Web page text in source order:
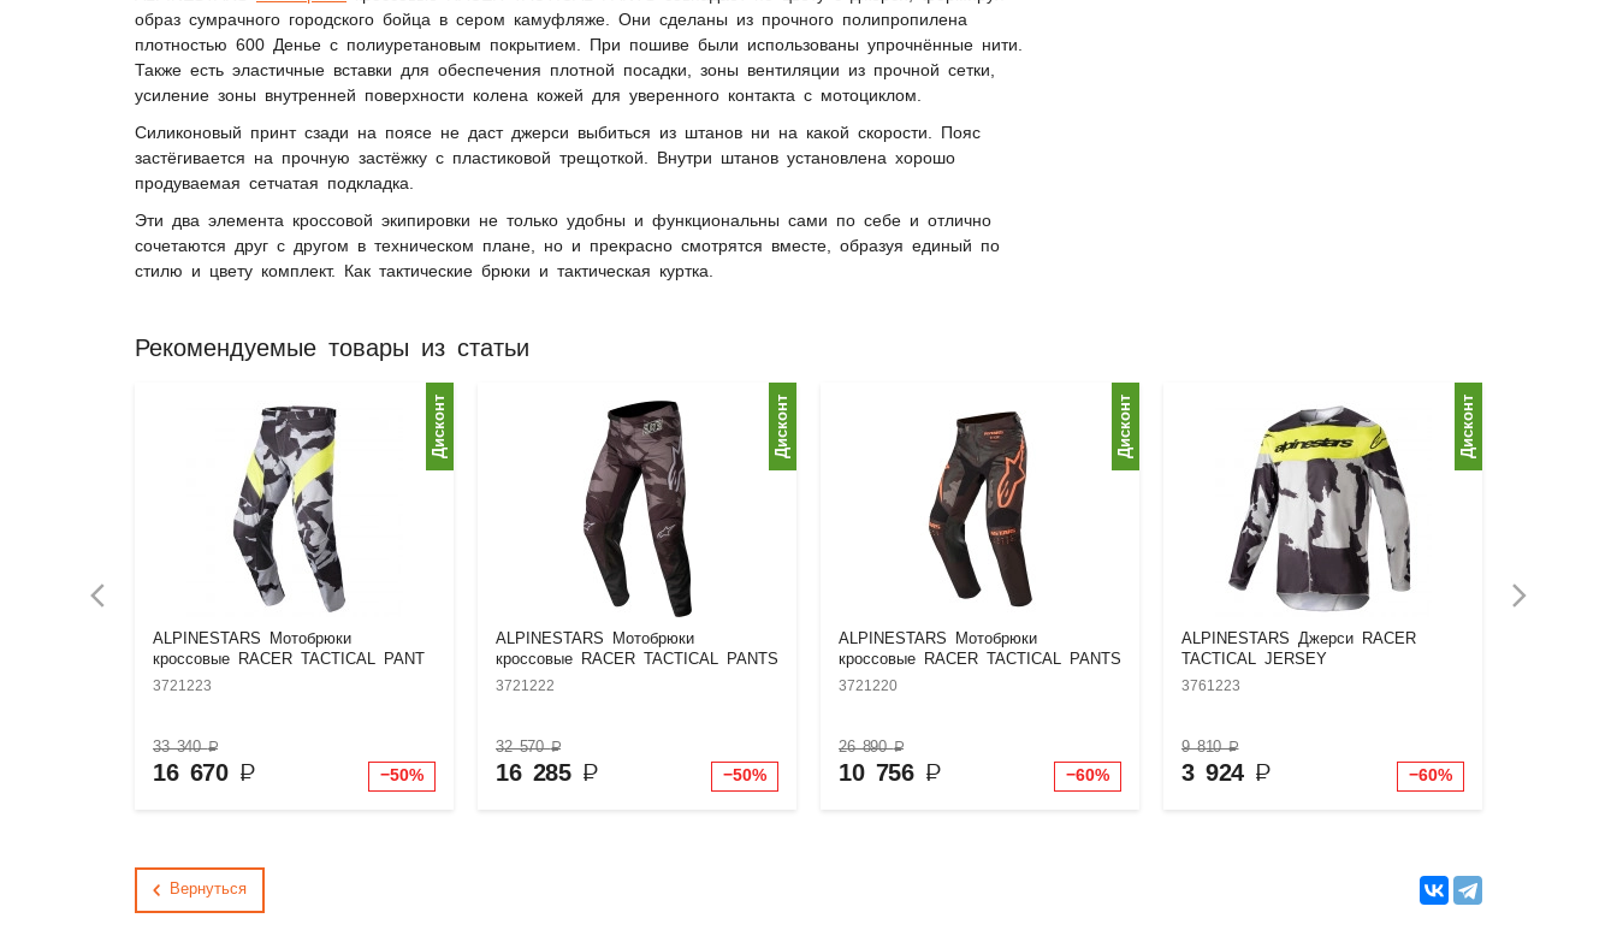
образ сумрачного городского бойца в сером камуфляже. Они сделаны из прочного полипропилена
плотностью 600 Денье с полиуретановым покрытием. При пошиве были использованы упрочнённые нити.
Также есть эластичные вставки для обеспечения плотной посадки, зоны вентиляции из прочной сетки,
усиление зоны внутренней поверхности колена кожей для уверенного контакта с мотоциклом.
Силиконовый принт сзади на поясе не даст джерси выбиться из штанов ни на какой скорости. Пояс
застёгивается на прочную застёжку с пластиковой трещоткой. Внутри штанов установлена хорошо
продуваемая сетчатая подкладка.
Эти два элемента кроссовой экипировки не только удобны и функциональны сами по себе и отлично
сочетаются друг с другом в техническом плане, но и прекрасно смотрятся вместе, образуя единый по
стилю и цвету комплект. Как тактические брюки и тактическая куртка.
Рекомендуемые товары из статьи
ALPINESTARS Мотобрюки
кроссовые RACER TACTICAL PANT
3721223
33 340₽
16 670 ₽ −50%
Дисконт
ALPINESTARS Мотобрюки
кроссовые RACER TACTICAL PANTS
3721222
32 570₽
16 285 ₽ −50%
Дисконт
ALPINESTARS Мотобрюки
кроссовые RACER TACTICAL PANTS
3721220
26 890₽
10 756 ₽ −60%
Дисконт
ALPINESTARS Джерси RACER
TACTICAL JERSEY
3761223
9 810₽
3 924 ₽ −60%
Дисконт
Вернуться